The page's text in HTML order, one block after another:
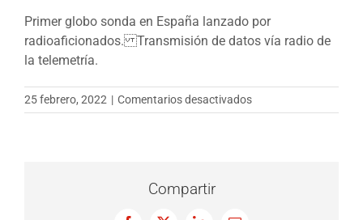
Primer globo sonda en España lanzado por
radioaficionados. Transmisión de datos vía radio de
la telemetría.
25 febrero, 2022 | Comentarios desactivadosen
Globo
Compartir